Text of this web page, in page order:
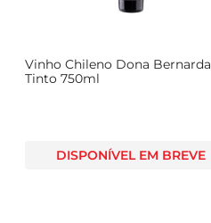
Vinho Chileno Dona Bernarda
Tinto 750ml
DISPONÍVEL EM BREVE